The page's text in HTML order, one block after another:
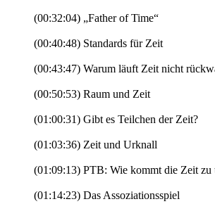
(00:32:04) „Father of Time“
(00:40:48) Standards für Zeit
(00:43:47) Warum läuft Zeit nicht
(00:50:53) Raum und Zeit
(01:00:31) Gibt es Teilchen der Zeit?
(01:03:36) Zeit und Urknall
(01:09:13) PTB: Wie kommt die Zeit zu
(01:14:23) Das Assoziationsspiel